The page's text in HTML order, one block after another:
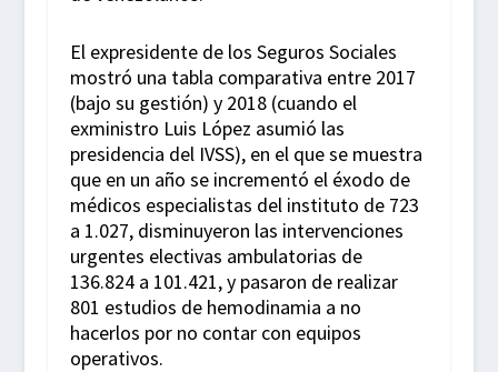
El expresidente de los Seguros Sociales
mostró una tabla comparativa entre 2017
(bajo su gestión) y 2018 (cuando el
exministro Luis López asumió las
presidencia del IVSS), en el que se muestra
que en un año se incrementó el éxodo de
médicos especialistas del instituto de 723
a 1.027, disminuyeron las intervenciones
urgentes electivas ambulatorias de
136.824 a 101.421, y pasaron de realizar
801 estudios de hemodinamia a no
hacerlos por no contar con equipos
operativos.